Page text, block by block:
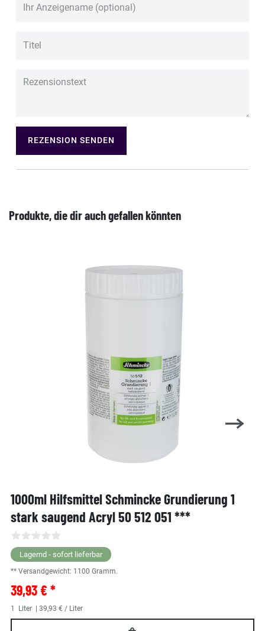
REZENSION SENDEN
Produkte, die dir auch gefallen könnten
1000ml Hilfsmittel Schmincke Grundierung 1
stark saugend Acryl 50 512 051 ***
Lagernd - sofort lieferbar
** Versandgewicht: 1100 Gramm.
39,93 € *
1 Liter | 39,93 € / Liter